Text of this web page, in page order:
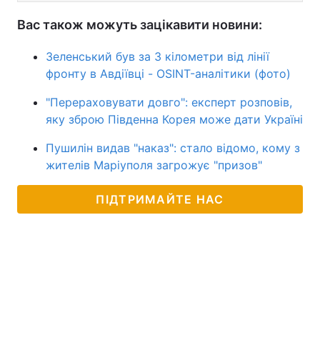
Вас також можуть зацікавити новини:
Зеленський був за 3 кілометри від лінії
фронту в Авдіївці - OSINT-аналітики (фото)
"Перераховувати довго": експерт розповів,
яку зброю Південна Корея може дати Україні
Пушилін видав "наказ": стало відомо, кому з
жителів Маріуполя загрожує "призов"
ПІДТРИМАЙТЕ НАС